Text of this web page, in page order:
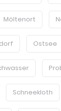
Möltenort
Ostsee
Schneekloth